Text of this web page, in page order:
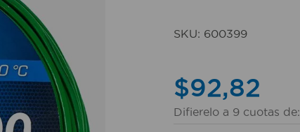
SKU: 600399
$92,82
Difierelo a 9cuotas de:
7.
cerradura
aspiradora
9.
lavamanos
10. taladro